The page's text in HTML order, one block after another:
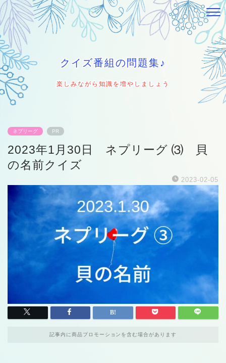
クイズ番組の問題集♪
楽しみながら知識を増やしましょう
ネプリーグ PR
2023年1月30日 ネプリーグ ⑶ 貝
の名前クイズ
2023-02-05
記事内に商品プロモーションを含む場合があります